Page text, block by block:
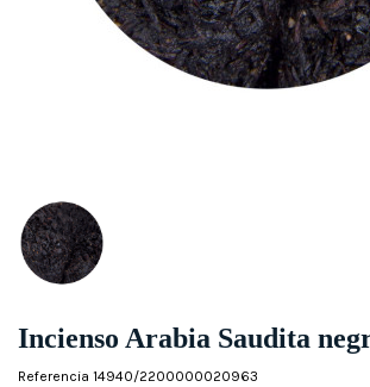
Incienso Arabia Saudita
Referencia 14940/2200000020963